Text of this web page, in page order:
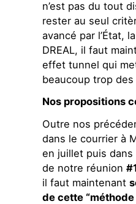
n’est pas du tout
rester au seul
avancé par l’État,
DREAL, il faut
effet tunnel qui
beaucoup trop
Nos propositions
Outre nos
dans le courrier à
en juillet puis
de notre réunion
il faut maintenant
de cette “méthode